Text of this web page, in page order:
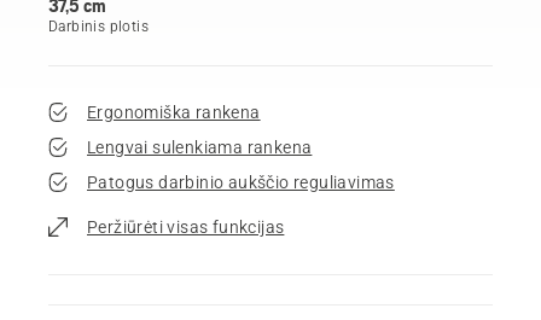
37,5 cm
Darbinis plotis
Ergonomiška rankena
Lengvai sulenkiama rankena
Patogus darbinio aukščio reguliavimas
Peržiūrėti visas funkcijas